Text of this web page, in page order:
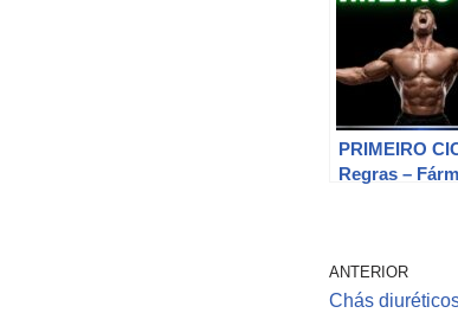
PRIMEIRO
Regras –
ANTERIOR
Chás